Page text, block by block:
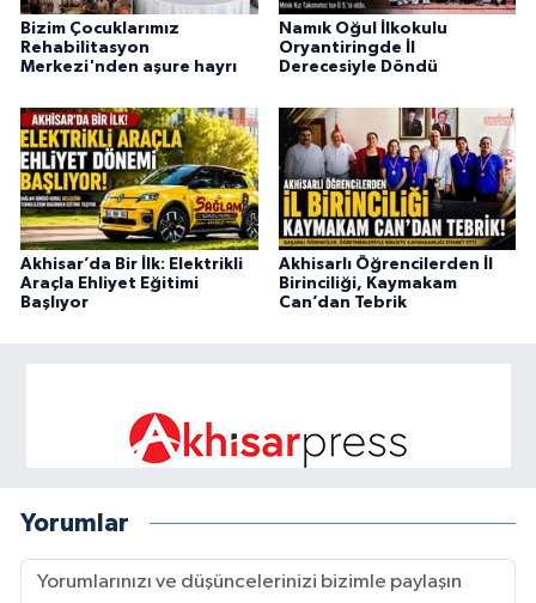
Bizim Çocuklarımız
Rehabilitasyon
Merkezi'nden aşure hayrı
Namık Oğul İlkokulu
Oryantiringde İl
Derecesiyle Döndü
Akhisar’da Bir İlk: Elektrikli
Araçla Ehliyet Eğitimi
Başlıyor
Akhisarlı Öğrencilerden İl
Birinciliği, Kaymakam
Can’dan Tebrik
Yorumlar